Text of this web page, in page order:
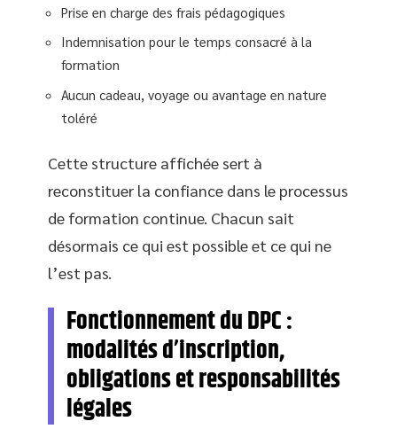
Prise en charge des frais pédagogiques
Indemnisation pour le temps consacré à la
formation
Aucun cadeau, voyage ou avantage en nature
toléré
Cette structure affichée sert à
reconstituer la confiance dans le processus
de formation continue. Chacun sait
désormais ce qui est possible et ce qui ne
l’est pas.
Fonctionnement du DPC :
modalités d’inscription,
obligations et responsabilités
légales